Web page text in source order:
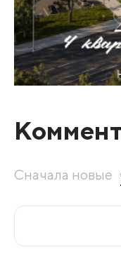
Сначала новые